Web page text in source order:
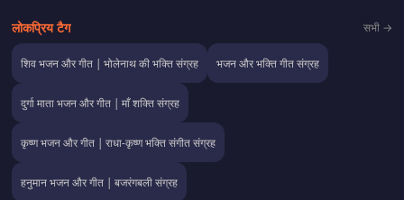
लोकप्रिय टैग सभी →
शिव भजन और गीत | भोलेनाथ की भक्ति संग्रह भजन और भक्ति गीत संग्रह
दुर्गा माता भजन और गीत | माँ शक्ति संग्रह
कृष्ण भजन और गीत | राधा-कृष्ण भक्ति संगीत संग्रह
हनुमान भजन और गीत | बजरंगबली संग्रह